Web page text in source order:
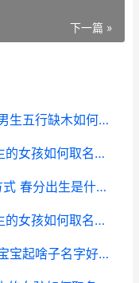
下一篇 »
2026年农历三月初九出生的男生五行缺木如何取名字吉祥 2026年农历三月二十八是几号
公历2026年3月19号午时出生的女孩如何取名字 公历2026年3月7日
春分酉时出生的男生取名好方式 春分出生是什么星座
公历2026年3月19号辰时出生的女孩如何取名字 公历2026年3月20日命多少重
2026年七夕情人节出生的男宝宝起啥子名字好 2026年七夕情人节是几月几号